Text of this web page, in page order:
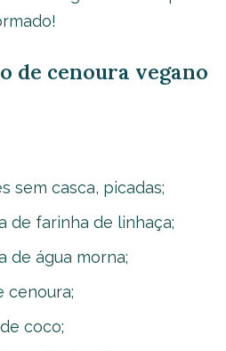
de cenoura vegano
sem casca, picadas;
de farinha de linhaça;
de água morna;
cenoura;
coco;